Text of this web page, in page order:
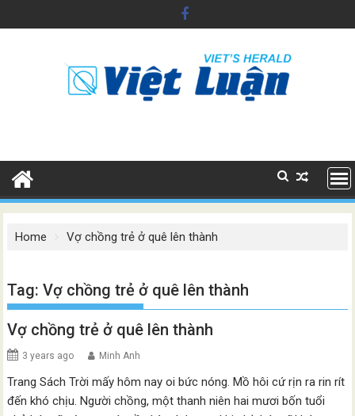
to
Home Vợ chồng trẻ ở quê lên thành
Tag:Vợ chồng trẻ ở quê lên thành
Vợ chồng trẻ ở quê lên thành
3 years ago Minh Anh
Trang Sách Trời mấy hôm nay oi bức nóng. Mồ hôi cứ rịn ra rin rít
đến khó chịu. Người chồng, một thanh niên hai mươi bốn tuổi